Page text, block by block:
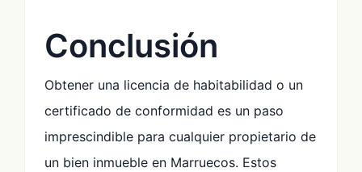
Conclusión
Obtener una licencia de habitabilidad o un
certificado de conformidad es un paso
imprescindible para cualquier propietario de
un bien inmueble en Marruecos. Estos